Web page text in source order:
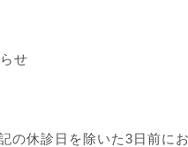
せ
の休診日を除いた3日前に